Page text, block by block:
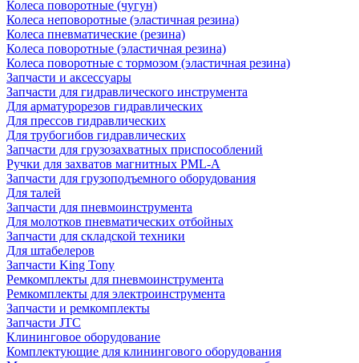
Колеса поворотные (чугун)
Колеса неповоротные (эластичная резина)
Колеса пневматические (резина)
Колеса поворотные (эластичная резина)
Колеса поворотные c тормозом (эластичная резина)
Запчасти и аксессуары
Запчасти для гидравлического инструмента
Для арматурорезов гидравлических
Для прессов гидравлических
Для трубогибов гидравлических
Запчасти для грузозахватных приспособлений
Ручки для захватов магнитных PML-A
Запчасти для грузоподъемного оборудования
Для талей
Запчасти для пневмоинструмента
Для молотков пневматических отбойных
Запчасти для складской техники
Для штабелеров
Запчасти King Tony
Ремкомплекты для пневмоинструмента
Ремкомплекты для электроинструмента
Запчасти и ремкомплекты
Запчасти JTC
Клининговое оборудование
Комплектующие для клинингового оборудования